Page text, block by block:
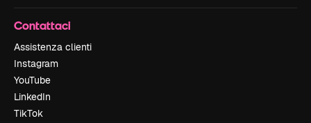
Contattaci
Assistenza clienti
Instagram
YouTube
LinkedIn
TikTok